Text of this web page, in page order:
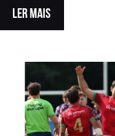
LER MAIS